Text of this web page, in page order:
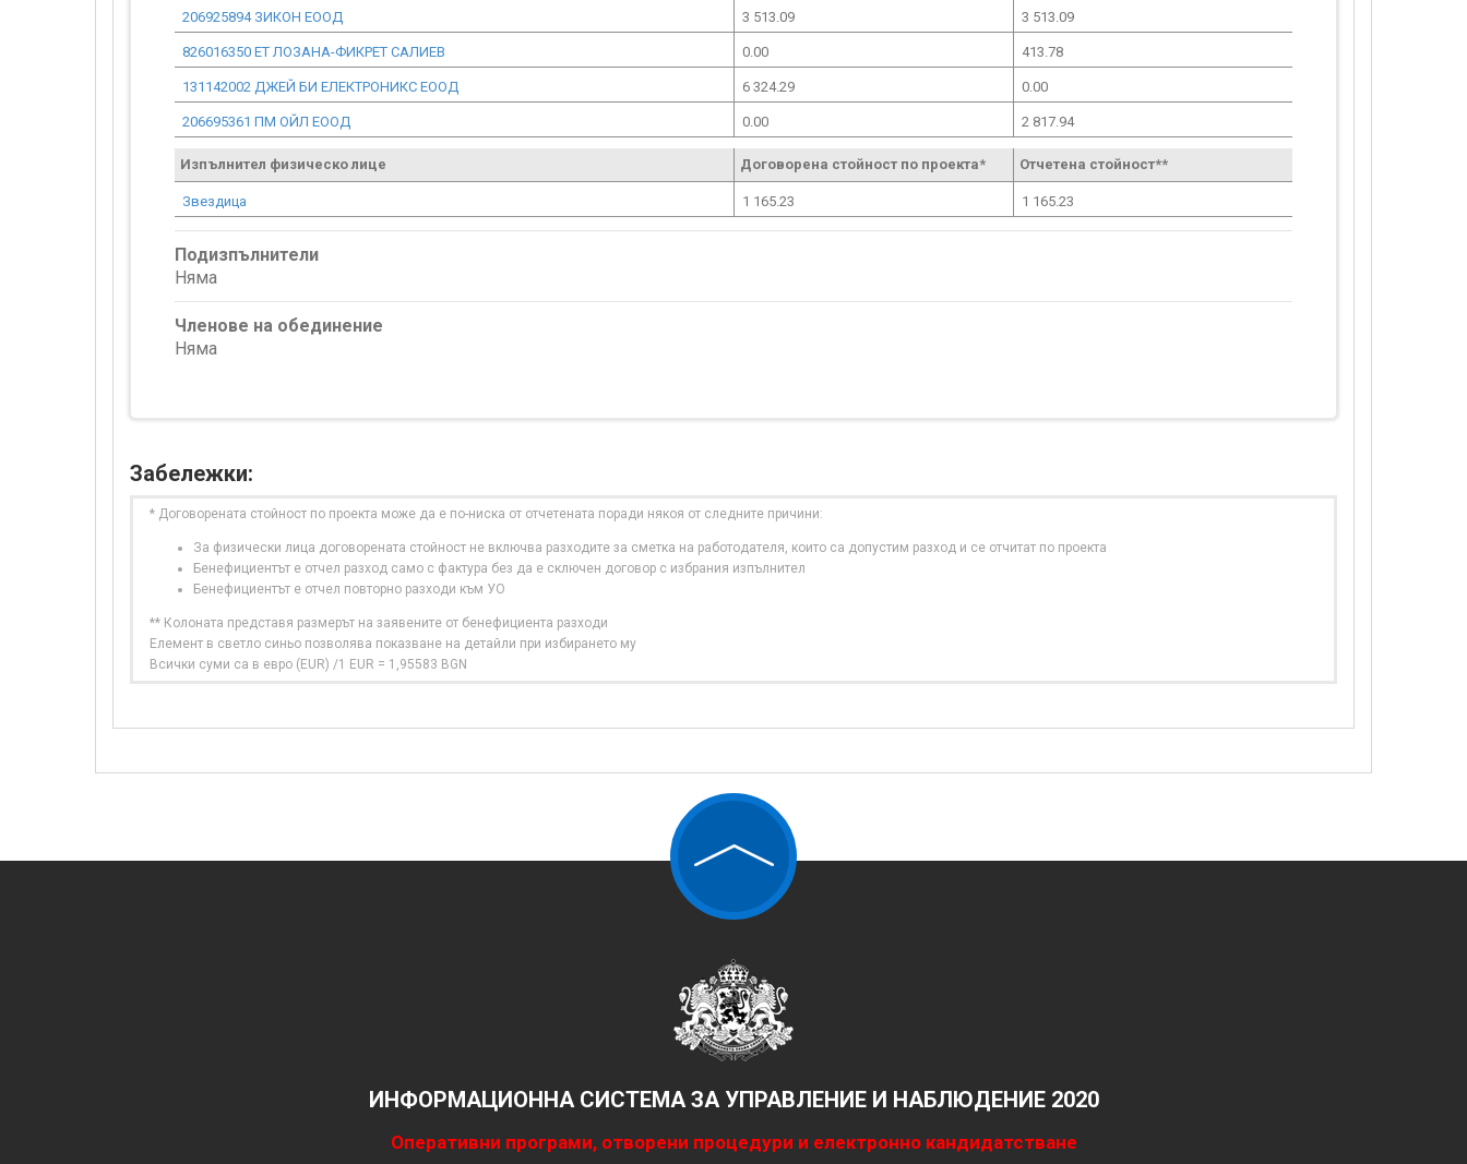
206925894 ЗИКОН ЕООД 3 513.09 3 513.09
826016350 ЕТ ЛОЗАНА-ФИКРЕТ САЛИЕВ 0.00 413.78
131142002 ДЖЕЙ БИ ЕЛЕКТРОНИКС ЕООД 6 324.29 0.00
206695361 ПМ ОЙЛ ЕООД 0.00 2 817.94
Изпълнител физическо лице Договорена стойност по проекта* Отчетена стойност**
Звездица 1 165.23 1 165.23
Подизпълнители
Няма
Членове на обединение
Няма
Забележки:
* Договорената стойност по проекта може да е по-ниска от отчетената поради някоя от следните причини:
За физически лица договорената стойност не включва разходите за сметка на работодателя, които са допустим разход и се отчитат по проекта
Бенефициентът е отчел разход само с фактура без да е сключен договор с избрания изпълнител
Бенефициентът е отчел повторно разходи към УО
** Колоната представя размерът на заявените от бенефициента разходи
Елемент в светло синьо позволява показване на детайли при избирането му
Всички суми са в евро (EUR) /1 EUR = 1,95583 BGN
ИНФОРМАЦИОННА СИСТЕМА ЗА УПРАВЛЕНИЕ И НАБЛЮДЕНИЕ 2020
Оперативни програми, отворени процедури и електронно кандидатстване